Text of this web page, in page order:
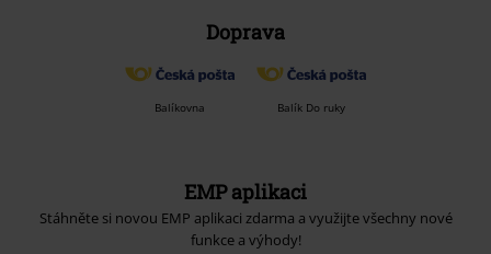
Doprava
Balíkovna Balík Do ruky
EMP aplikaci
Stáhněte si novou EMP aplikaci zdarma a využijte všechny nové
funkce a výhody!